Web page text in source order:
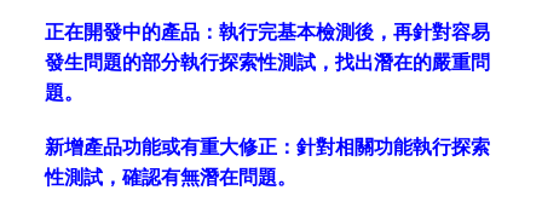
正在開發中的產品：執行完基本檢測後，再針對容易
發生問題的部分執行探索性測試，找出潛在的嚴重問
題。
新增產品功能或有重大修正：針對相關功能執行探索
性測試，確認有無潛在問題。